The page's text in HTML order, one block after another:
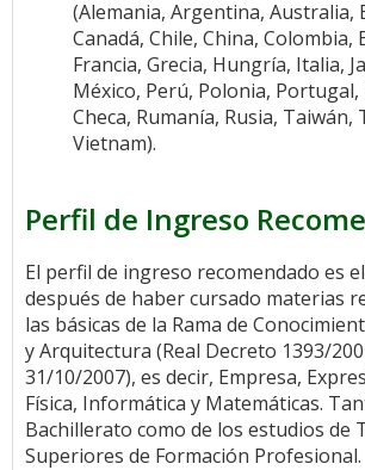
(Alemania, Argentina, Australia,
Canadá, Chile, China, Colombia,
Francia, Grecia, Hungría, Italia,
México, Perú, Polonia, Portugal,
Checa, Rumanía, Rusia, Taiwán,
Vietnam).
Perfil de Ingreso
El perfil de ingreso recomendado es
después de haber cursado materias
las básicas de la Rama de
y Arquitectura (Real Decreto 1393/
31/10/2007), es decir, Empresa,
Física, Informática y Matemáticas.
Bachillerato como de los estudios de
Superiores de Formación Profesional.